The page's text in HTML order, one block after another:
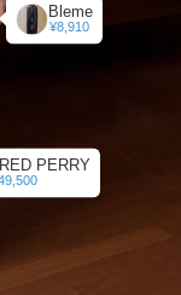
Bleme
¥8,910
PERRY